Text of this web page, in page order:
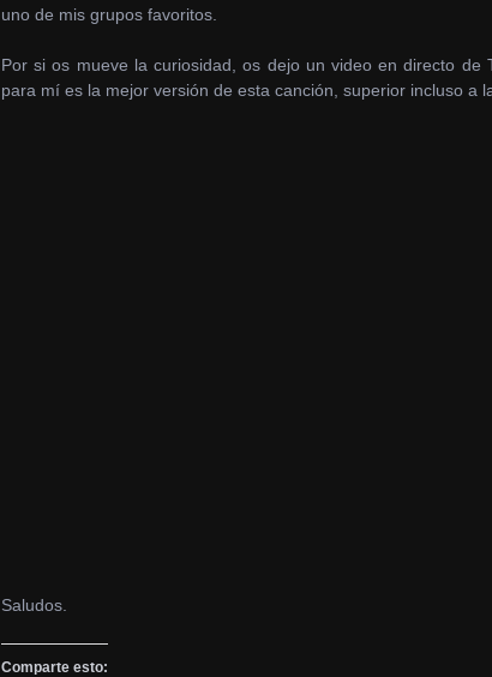
uno de mis grupos favoritos.
Por si os mueve la curiosidad, os dejo un video en directo de
para mí es la mejor versión de esta canción, superior incluso a
Saludos.
Comparte esto: